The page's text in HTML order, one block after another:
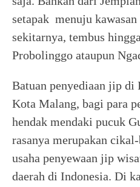
setapak menuju
sekitarnya, tembus
Probolinggo ataupun
Batuan penyediaan jip di
Kota Malang, bagi para
hendak mendaki pucuk
rasanya merupakan
usaha penyewaan jip
daerah di Indonesia. Di